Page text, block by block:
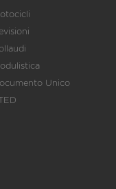
Unico